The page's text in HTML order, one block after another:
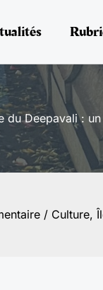
du Deepavali :
/ Culture,